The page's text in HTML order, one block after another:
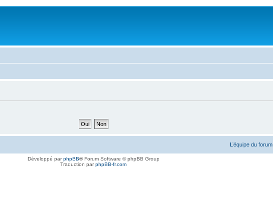
L’équipe du forum
Développé parphpBB® Forum Software © phpBB Group
Traduction parphpBB-fr.com